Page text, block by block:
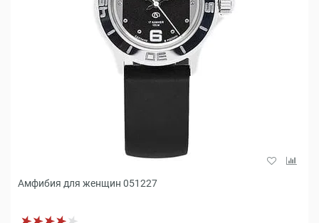
Амфибия для женщин 051227